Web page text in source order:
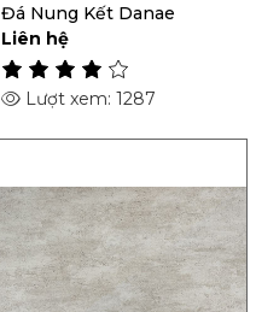
Đá Nung Kết Danae
Liên hệ
Lượt xem: 1287